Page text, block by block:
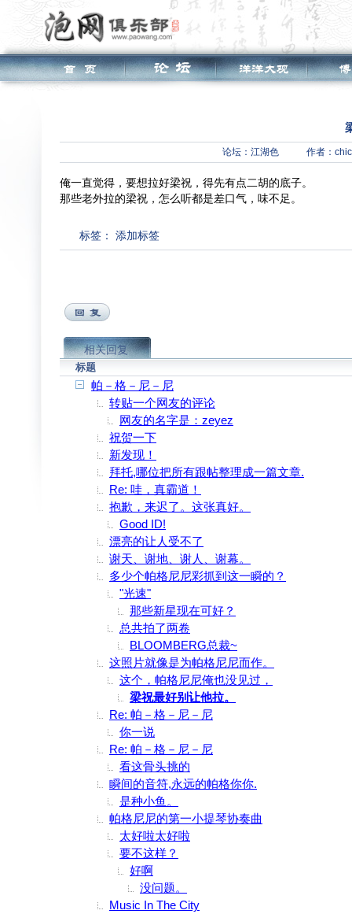
论坛： 江湖色 作者：
俺一直觉得，要想拉好梁祝，得先有点二胡的底子。
那些老外拉的梁祝，怎么听都是差口气，味不足。
标签： 添加标签
相关回复
标题
帕－格－尼－尼
转贴一个网友的评论
网友的名字是：zeyez
祝贺一下
新发现！
拜托,哪位把所有跟帖整理成一篇文章.
Re: 哇，真霸道！
抱歉，来迟了。这张真好。
Good ID!
漂亮的让人受不了
谢天、谢地、谢人、谢幕。
多少个帕格尼尼彩抓到这一瞬的？
"光速"
那些新星现在可好？
总共拍了两卷
BLOOMBERG总裁~
这照片就像是为帕格尼尼而作。
这个，帕格尼尼俺也没见过，
梁祝最好别让他拉。
Re: 帕－格－尼－尼
你一说
Re: 帕－格－尼－尼
看这骨头挑的
瞬间的音符,永远的帕格你你.
是种小鱼。
帕格尼尼的第一小提琴协奏曲
太好啦太好啦
要不这样？
好啊
没问题。
Music In The City